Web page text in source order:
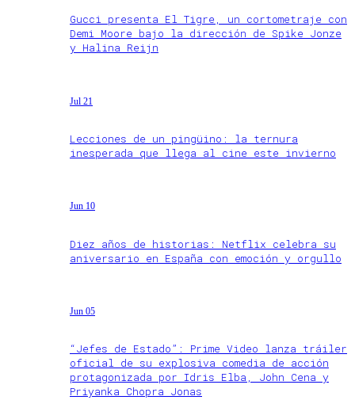
Gucci presenta El Tigre, un cortometraje con
Demi Moore bajo la dirección de Spike Jonze
y Halina Reijn
Jul 21
Lecciones de un pingüino: la ternura
inesperada que llega al cine este invierno
Jun 10
Diez años de historias: Netflix celebra su
aniversario en España con emoción y orgullo
Jun 05
“Jefes de Estado”: Prime Video lanza tráiler
oficial de su explosiva comedia de acción
protagonizada por Idris Elba, John Cena y
Priyanka Chopra Jonas